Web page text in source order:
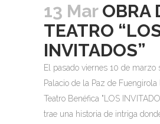
13 Mar OBRA
TEATRO
INVITADOS”
El pasado viernes 10 de marzo
Palacio de la Paz de
Teatro Benéfica "LOS
trae una historia de intriga